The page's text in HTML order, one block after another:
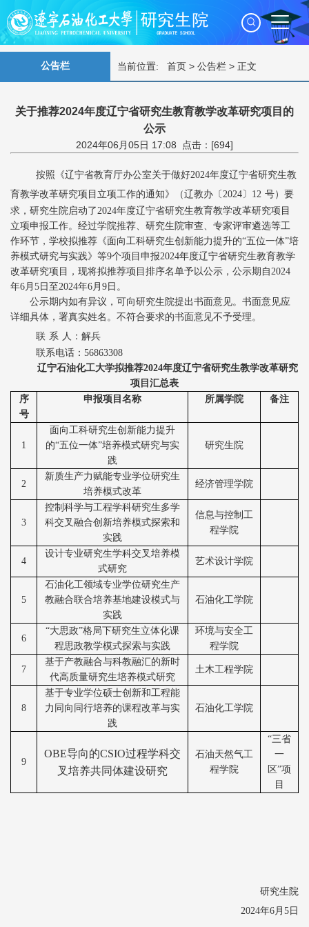
公告栏 当前位置: 首页 > 公告栏 > 正文
关于推荐2024年度辽宁省研究生教育教学改革研究项目的
公示
2024年06月05日 17:08 点击：[694]
按照《辽宁省教育厅办公室关于做好2024年度辽宁省研究生教
育教学改革研究项目立项工作的通知》（辽教办〔 2024 〕 12 号）要
求，研究生院启动了2024年度辽宁省研究生教育教学改革研究项目
立项申报工作。经过学院推荐、研究生院审查、专家评审遴选等工
作环节，学校拟推荐 《面向工科研究生创新能力提升的“五位一体”培
养模式研究与实践》等9个项目 申报2024年度辽宁省研究生教育教学
改革研究项目，现将拟推荐项目排序名单予以公示，公示期自2024
年6月 5 日至2024年6月 9 日。
公示期内如有异议，可向研究生院提出书面意见。书面意见应
详细具体，署真实姓名。不符合要求的书面意见不予受理。
联 系 人：解兵
联系电话： 56863308
辽宁石油化工大学拟推荐2024年度辽宁省研究生教学改革研究
项目 汇总表
序
号
申报项目 名称 所属学院 备注
1
面向工科研究生创新能力提升
的“五位一体”培养模式研究与实
践
研究生院
2
新质生产力赋能专业学位研究生
培养模式改革
经济管理学院
3
控制科学与工程学科研究生多学
科交叉融合创新培养模式探索和
实践
信息与控制工
程学院
4
设计专业研究生学科交叉培养模
式研究
艺术设计学院
5
石油化工领域专业学位研究生产
教融合联合培养基地建设模式与
实践
石油化工学院
6
“大思政”格局下研究生立体化课
程思政教学模式探索与实践
环境与安全工
程学院
7
基于产教融合与科教融汇的新时
代高质量研究生培养模式研究
土木工程学院
8
基于专业学位硕士创新和工程能
力同向同行培养的课程改革与实
践
石油化工学院
9
OBE导向的CSIO过程学科交
叉培养共同体建设研究
石油天然气工
程学院
“三省
一
区”项
目
研究生院
2024年6月 5 日